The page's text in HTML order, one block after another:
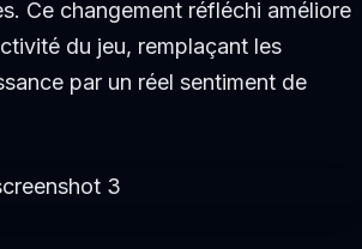
Ce changement réfléchi améliore
du jeu, remplaçant les
par un réel sentiment de